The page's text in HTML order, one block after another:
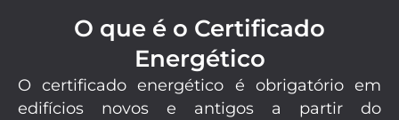
O que é o Certificado
Energético
O certificado energético é obrigatório em
edifícios novos e antigos a partir do